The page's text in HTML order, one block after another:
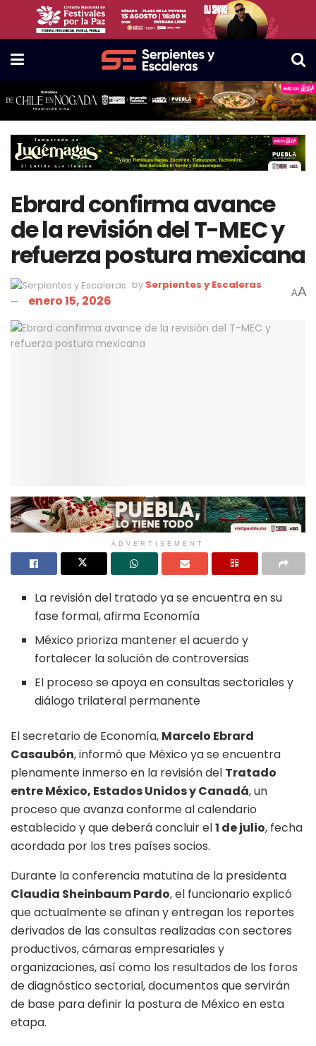
Ebrard confirma avance
de la revisión del T-MEC y
refuerza postura mexicana
by Serpientes y Escaleras
enero 15, 2026 AA
ADVERTISEMENT
La revisión del tratado ya se encuentra en su
fase formal, afirma Economía
México prioriza mantener el acuerdo y
fortalecer la solución de controversias
El proceso se apoya en consultas sectoriales y
diálogo trilateral permanente
El secretario de Economía, Marcelo Ebrard
Casaubón, informó que México ya se encuentra
plenamente inmerso en la revisión del Tratado
entre México, Estados Unidos y Canadá, un
proceso que avanza conforme al calendario
establecido y que deberá concluir el1 de julio, fecha
acordada por los tres países socios.
Durante la conferencia matutina de la presidenta
Claudia Sheinbaum Pardo, el funcionario explicó
que actualmente se afinan y entregan los reportes
derivados de las consultas realizadas con sectores
productivos, cámaras empresariales y
organizaciones, así como los resultados de los foros
de diagnóstico sectorial, documentos que servirán
de base para definir la postura de México en esta
etapa.